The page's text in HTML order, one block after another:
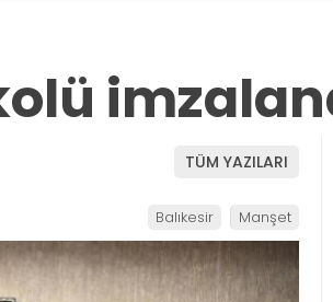
TÜM YAZILARI
Balıkesir Manşet